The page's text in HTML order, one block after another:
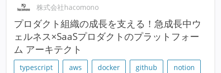
株式会社hacomono
プロダクト組織の成長を支える！急成長中ウ
ェルネス×SaaSプロダクトのプラットフォー
ム アーキテクト
typescript aws docker github
notion